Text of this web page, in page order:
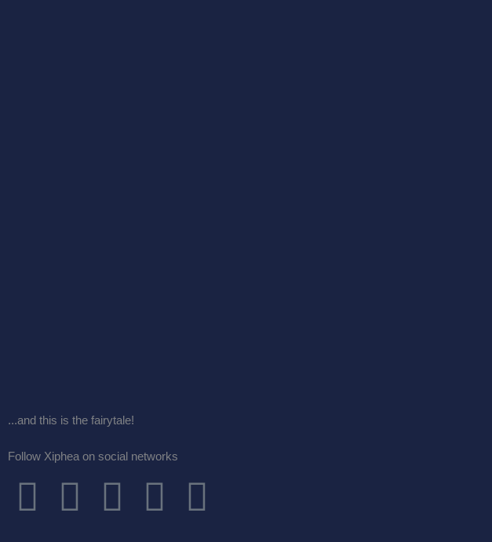
...and this is the fairytale!
Follow Xiphea on social networks
F
T
I
G
Y